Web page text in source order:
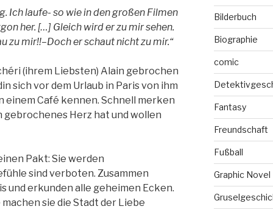
Ich laufe- so wie in den großen Filmen
her. […] Gleich wird er zu mir sehen.
zu mir!!–Doch er schaut nicht zu mir.“
(ihrem Liebsten) Alain gebrochen
sich vor dem Urlaub in Paris von ihm
einem Café kennen. Schnell merken
gebrochenes Herz hat und wollen
Pakt: Sie werden
sind verboten. Zusammen
und erkunden alle geheimen Ecken.
sie die Stadt der Liebe
Bilderbuch
Biographie
comic
Fantasy
Freundschaft
Fußball
Graphic Novel